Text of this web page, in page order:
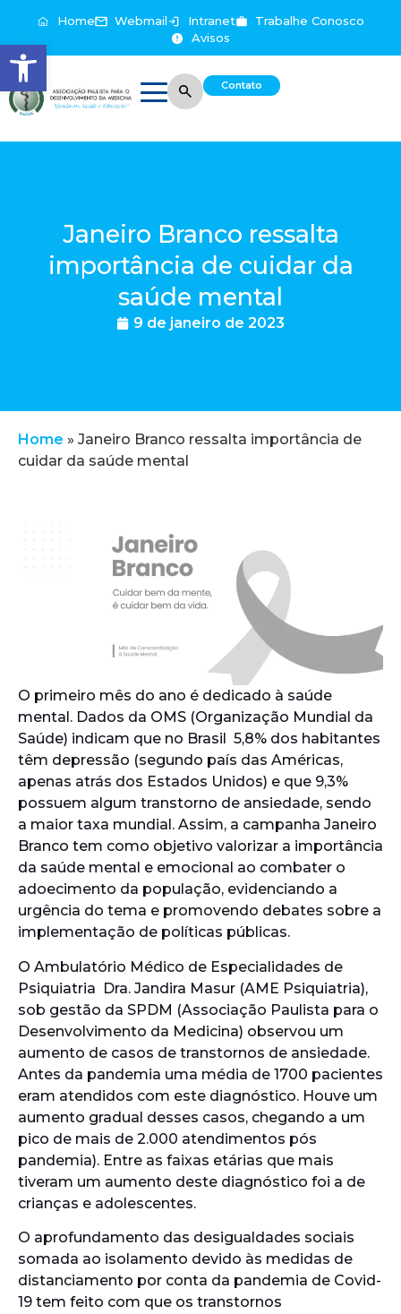
Abrir a barra de ferramentas
Home Webmail Intranet
Trabalhe Conosco
Avisos
Contato
Janeiro Branco ressalta
importância de cuidar da
saúde mental
9 de janeiro de 2023
Home » Janeiro Branco ressalta importância de
cuidar da saúde mental
O primeiro mês do ano é dedicado à saúde
mental. Dados da OMS (Organização Mundial da
Saúde) indicam que no Brasil 5,8% dos habitantes
têm depressão (segundo país das Américas,
apenas atrás dos Estados Unidos) e que 9,3%
possuem algum transtorno de ansiedade, sendo
a maior taxa mundial. Assim, a campanha Janeiro
Branco tem como objetivo valorizar a importância
da saúde mental e emocional ao combater o
adoecimento da população, evidenciando a
urgência do tema e promovendo debates sobre a
implementação de políticas públicas.
O Ambulatório Médico de Especialidades de
Psiquiatria Dra. Jandira Masur (AME Psiquiatria),
sob gestão da SPDM (Associação Paulista para o
Desenvolvimento da Medicina) observou um
aumento de casos de transtornos de ansiedade.
Antes da pandemia uma média de 1700 pacientes
eram atendidos com este diagnóstico. Houve um
aumento gradual desses casos, chegando a um
pico de mais de 2.000 atendimentos pós
pandemia). Entre as faixas etárias que mais
tiveram um aumento deste diagnóstico foi a de
crianças e adolescentes.
O aprofundamento das desigualdades sociais
somada ao isolamento devido às medidas de
distanciamento por conta da pandemia de Covid-
19 tem feito com que os transtornos